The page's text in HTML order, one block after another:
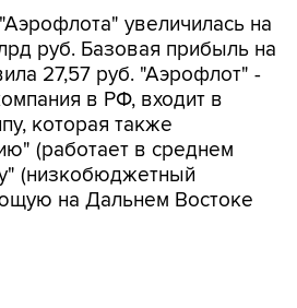
увеличилась на
руб. Базовая прибыль на
27,57 руб. "Аэрофлот" -
в РФ, входит в
которая также
(работает в среднем
(низкобюджетный
на Дальнем Востоке